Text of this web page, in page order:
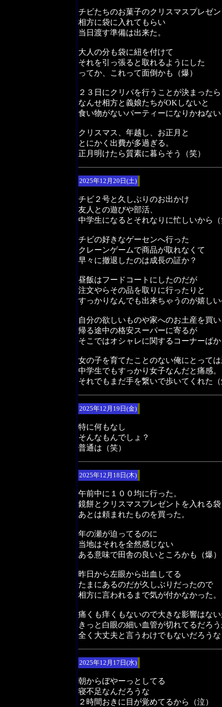
チビたちのお菓子のクリスマスプレゼ
相方に袋に入れてもらい
当日渡す準備は出来た。
大人の分も袋に紐を付けて
それを引っ張ると取れるようにした
ってか、これって面倒かも（爆）
２３日にクリパを行うことが決まった
なんせ相方と義娘たちがOKしないと
食い物がないパーティーになりかねな
クリスマス、年越し、お正月と
とにかく出費が多過ぎる。
正月明けたら質素に暮らそう（笑）
2025年12月20日(土)
チビ２号と久しぶりのお出かけ
友人との遊びや部活、
中学生になるとそれなりに忙しいから
チビの好きなゲーセンへ行った
クレーンゲームで商品が取れなくて
早々に撤退したのは成長の証か？
昼飯はフードコートにしたのだが
注文やらその品を取りに行ったりと
すっかりなんでも出来ちゃうのが嬉し
自分の欲しいものや家へのお土産を買い
帰る途中の格安スーパーに寄るが
そこではオシャレに関するコーナーば
女の子を育てたことのない俺にとって
中学生でもすっかり女子なんだと痛感。
それでもまだ手を繋いで歩いてくれた
2025年12月19日(金)
特に何もなし
そんなもんでしょ？
普通は（笑）
2025年12月18日(木)
午前中に１００均に行った。
鏡餅とクリスマスプレゼントを入れる
あとは頼まれたものを買った。
年の瀬が迫ってるのに
当地はそれを全然感じない
ある意味で田舎の良いところかも（爆）
昨日から左眼から出血してる
たまにあるのだが久しぶりだったので
相方に言われるまで気が付かなかった。
痛くも痒くもないので大きな影響はな
きっと白眼の細い血管が切れてるだろ
全く大丈夫と言うわけでもないだろう
2025年12月17日(水)
朝からぼやーっとしてる
寝不足なんだろうな
２時間おきに目が覚めてるから（泣）